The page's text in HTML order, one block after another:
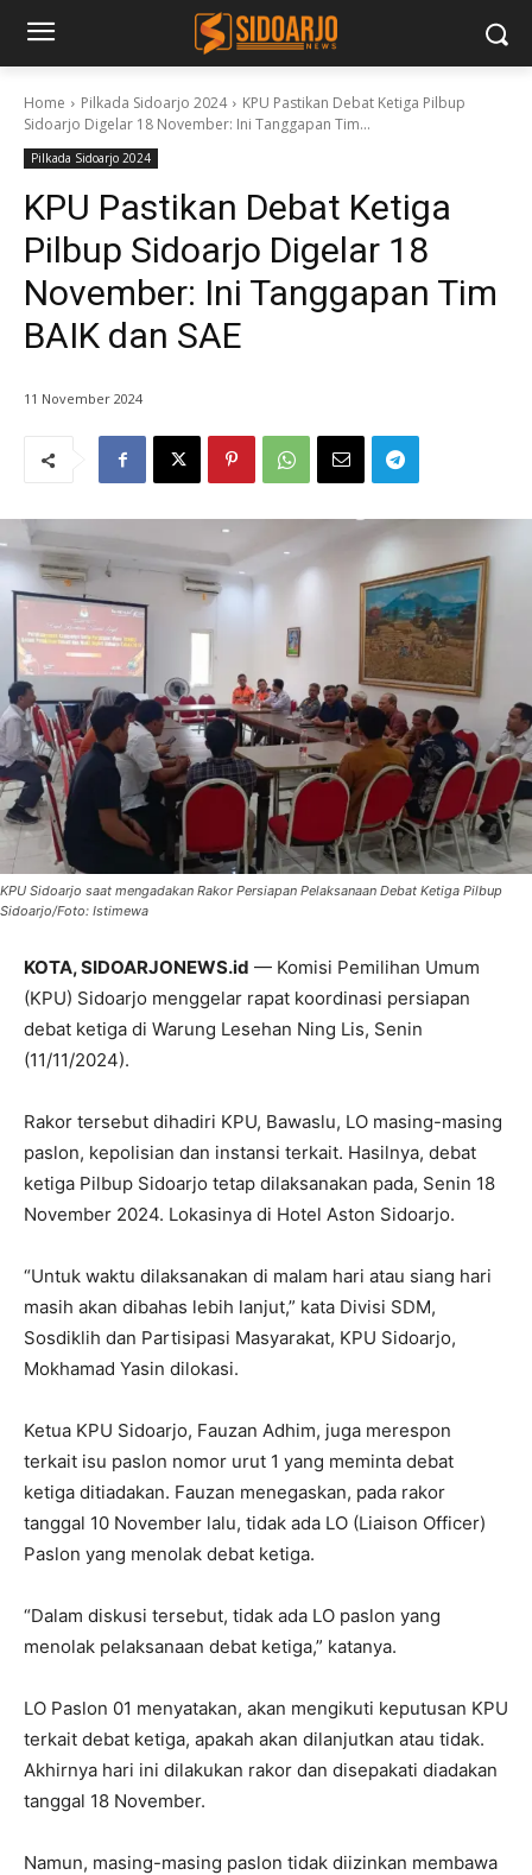
Home Pilkada Sidoarjo 2024
KPU Pastikan Debat Ketiga Pilbup
Sidoarjo Digelar 18 November: Ini Tanggapan Tim...
Pilkada Sidoarjo 2024
KPU Pastikan Debat Ketiga
Pilbup Sidoarjo Digelar 18
November: Ini Tanggapan Tim
BAIK dan SAE
11 November 2024
KPU Sidoarjo saat mengadakan Rakor Persiapan Pelaksanaan Debat Ketiga Pilbup
Sidoarjo/Foto: Istimewa
KOTA, SIDOARJONEWS.id — Komisi Pemilihan Umum
(KPU) Sidoarjo menggelar rapat koordinasi persiapan
debat ketiga di Warung Lesehan Ning Lis, Senin
(11/11/2024).
Rakor tersebut dihadiri KPU, Bawaslu, LO masing-masing
paslon, kepolisian dan instansi terkait. Hasilnya, debat
ketiga Pilbup Sidoarjo tetap dilaksanakan pada, Senin 18
November 2024. Lokasinya di Hotel Aston Sidoarjo.
“Untuk waktu dilaksanakan di malam hari atau siang hari
masih akan dibahas lebih lanjut,” kata Divisi SDM,
Sosdiklih dan Partisipasi Masyarakat, KPU Sidoarjo,
Mokhamad Yasin dilokasi.
Ketua KPU Sidoarjo, Fauzan Adhim, juga merespon
terkait isu paslon nomor urut 1 yang meminta debat
ketiga ditiadakan. Fauzan menegaskan, pada rakor
tanggal 10 November lalu, tidak ada LO (Liaison Officer)
Paslon yang menolak debat ketiga.
“Dalam diskusi tersebut, tidak ada LO paslon yang
menolak pelaksanaan debat ketiga,” katanya.
LO Paslon 01 menyatakan, akan mengikuti keputusan KPU
terkait debat ketiga, apakah akan dilanjutkan atau tidak.
Akhirnya hari ini dilakukan rakor dan disepakati diadakan
tanggal 18 November.
Namun, masing-masing paslon tidak diizinkan membawa